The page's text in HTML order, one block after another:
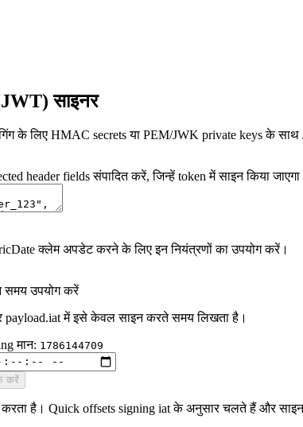
साइनर
के लिए HMAC secrets या PEM/JWK private keys के
header fields संपादित करें, जिन्हें token में साइन किया
क्लेम अपडेट करने के लिए इन नियंत्रणों का उपयोग करें।
समय उपयोग करें
payload.iat में इसे केवल साइन करते समय लिखता है।
मान: 1786144709
करें
है। Quick offsets signing iat के अनुसार चलते हैं और